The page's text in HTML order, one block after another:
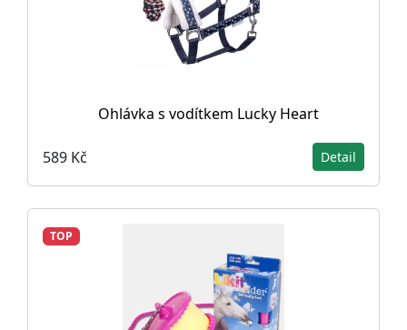
Ohlávka s vodítkem Lucky Heart
589 Kč Detail
TOP